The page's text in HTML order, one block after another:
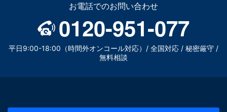
お電話でのお問い合わせ
0120-951-077
平日9:00-18:00（時間外オンコール対応）/ 全国対応 / 秘密厳守 /
無料相談